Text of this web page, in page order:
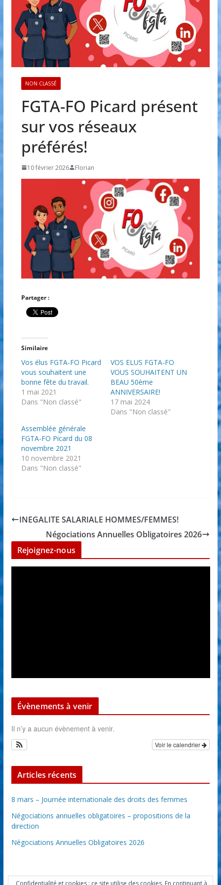
NON CLASSÉ
FGTA-FO Picard présent
sur vos réseaux
préférés!
10 février 2026 Florian
Partager :
Similaire
Vos élus FGTA-FO Picard
vous souhaitent une
bonne fête du travail.
1 mai 2021
Dans "Non classé"
VOS ELUS FGTA-FO
VOUS SOUHAITENT UN
BEAU 50ème
ANNIVERSAIRE!
17 mai 2024
Dans "Non classé"
Assemblée générale
FGTA-FO Picard du 08
novembre 2021
10 novembre 2021
Dans "Non classé"
INEGALITE SALARIALE HOMMES/FEMMES!
Négociations Annuelles Obligatoires 2026
Rejoignez-nous
Évènements à venir
Il n’y a aucun évènement à venir.
Voir le calendrier
Articles récents
8 mars – Journée internationale des droits des femmes
Négociations annuelles obligatoires – propositions de la
direction
Négociations Annuelles Obligatoires 2026
Confidentialité et cookies : ce site utilise des cookies. En continuant à